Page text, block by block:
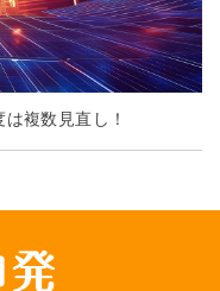
複数見直し！